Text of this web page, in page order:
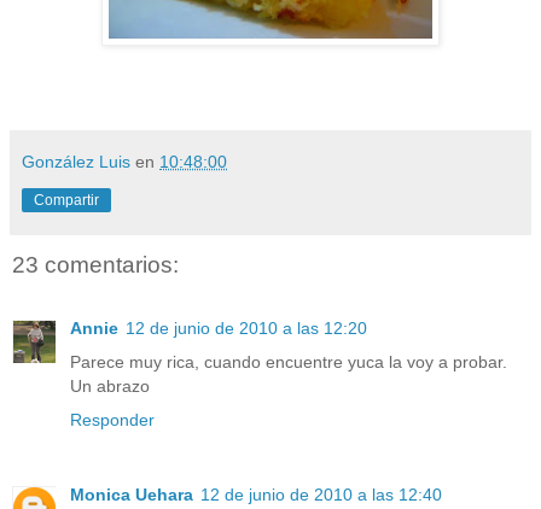
González Luis en 10:48:00
Compartir
23 comentarios:
Annie 12 de junio de 2010 a las 12:20
Parece muy rica, cuando encuentre yuca la voy a probar.
Un abrazo
Responder
Monica Uehara 12 de junio de 2010 a las 12:40